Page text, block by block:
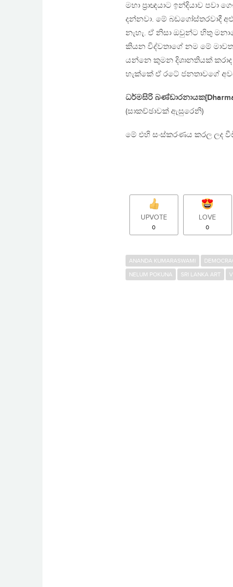
මහා ප්‍රාඥයාට ඉන්දියාව
දන්නවා. මේ බඩගෝස්තරවාදී
නැහැ. ඒ නිසා ඔවුන්ට හිතු
කියන විද්වතාගේ නම මේ
යන්නෙ කුමන දිශානතියක් කරාද
හැක්කේ ඒ රටේ ජනතාවගේ
ධර්මසිරි
(සාකච්ඡාවක් ඇසුරෙනි)
මේ එහි සංස්කරණය කරල ලද
UPVOTE
0
LOVE
0
ANANDA KUMARASWAMI
NELUM POKUNA
SRI LANKA ART